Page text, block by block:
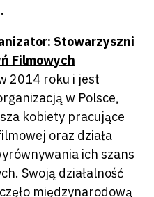
.
Stowarzyszni
Filmowych
2014 roku i jest
w Polsce,
kobiety pracujące
oraz działa
ich szans
Swoją działalność
międzynarodową